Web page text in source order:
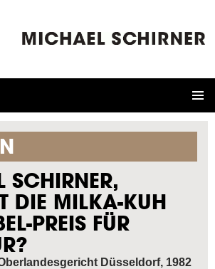
SCHIRNER,
DIE MILKA-KUH
PREIS FÜR
Düsseldorf, 1982